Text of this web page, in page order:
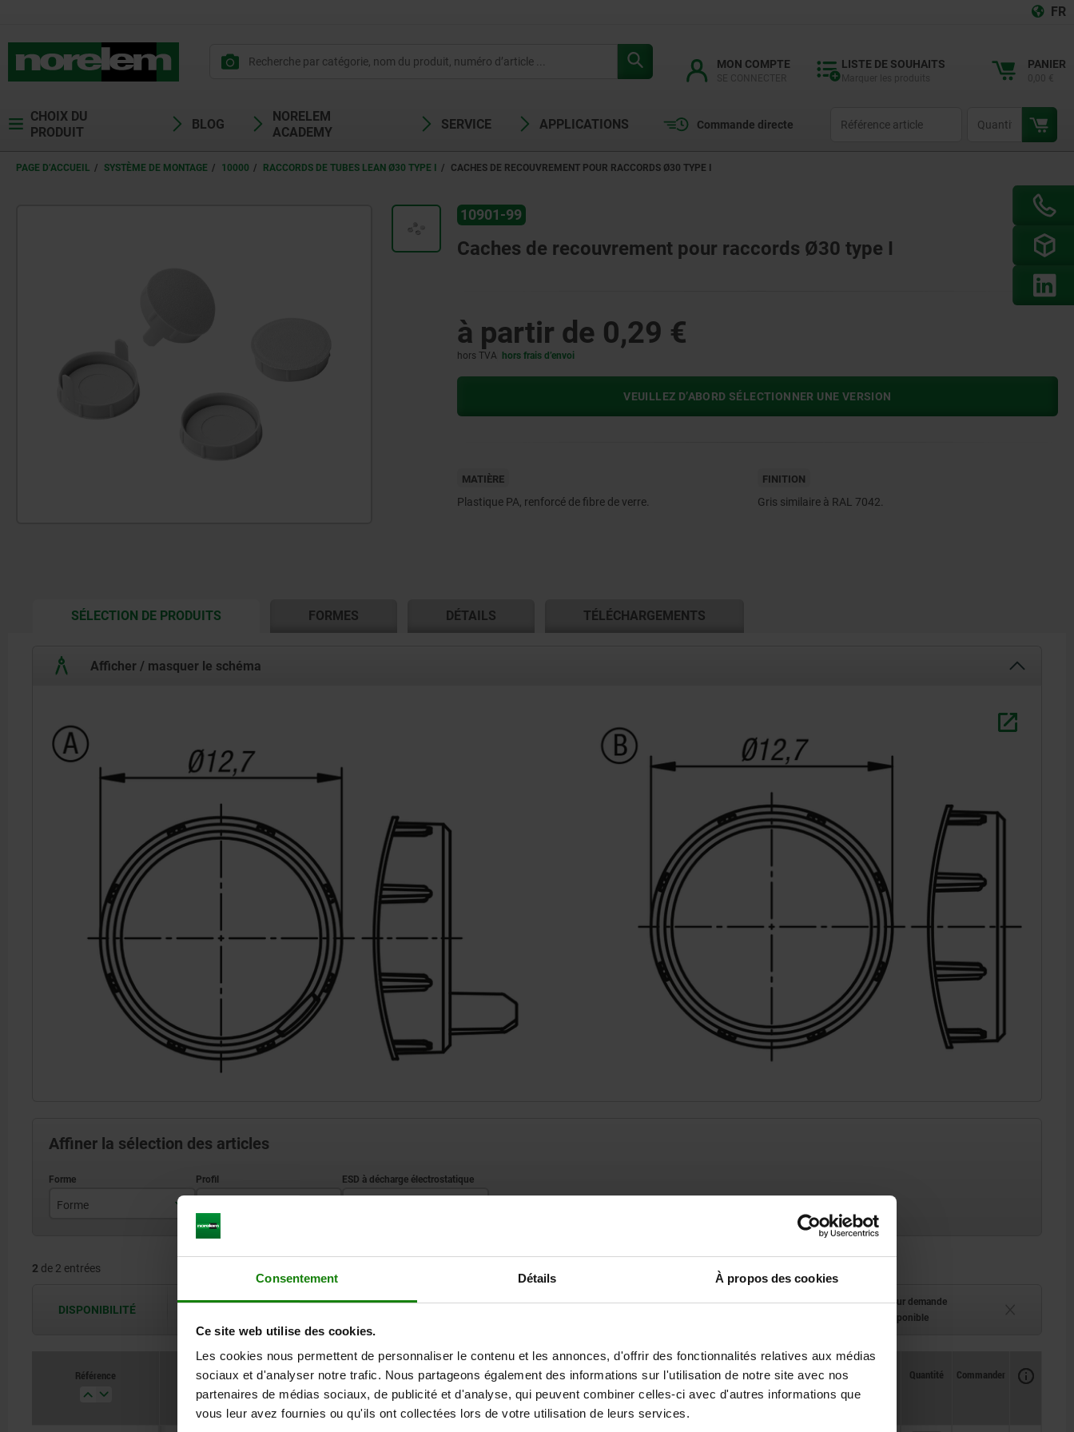
Consentement Détails À propos des cookies
Ce site web utilise des cookies.
Les cookies nous permettent de personnaliser le contenu et les annonces, d'offrir des fonctionnalités relatives aux médias
sociaux et d'analyser notre trafic. Nous partageons également des informations sur l'utilisation de notre site avec nos
partenaires de médias sociaux, de publicité et d'analyse, qui peuvent combiner celles-ci avec d'autres informations que
vous leur avez fournies ou qu'ils ont collectées lors de votre utilisation de leurs services.
FR
MON COMPTE LISTE DE SOUHAITS PANIER
CHOIX DU
PRODUIT
BLOG
NORELEM
ACADEMY
SERVICE APPLICATIONS Commande directe
PAGE D’ACCUEIL SYSTÈME DE MONTAGE 10000 RACCORDS DE TUBES LEAN Ø30 TYPE I CACHES DE RECOUVREMENT POUR RACCORDS Ø30 TYPE I
10901-99
Caches de recouvrement pour raccords Ø30 type I
à partir de 0,29 €
hors TVA hors frais d’envoi
VEUILLEZ D’ABORD SÉLECTIONNER UNE VERSION
MATIÈRE
Plastique PA, renforcé de fibre de verre.
FINITION
Gris similaire à RAL 7042.
SÉLECTION DE PRODUITSCURRENT
FORMES DÉTAILS TÉLÉCHARGEMENTS
Afficher / masquer le schéma
Affiner la sélection des articles
Forme
B
2 de 2 entrées
DISPONIBILITÉ
Expédié immédiatement (en stock)
Délai de livraison sur demande
Actuellement indisponible
Référence
Forme
Profil ESD à décharge électrostatique
CAO
Disponibilité
Prix
Quantité Commander